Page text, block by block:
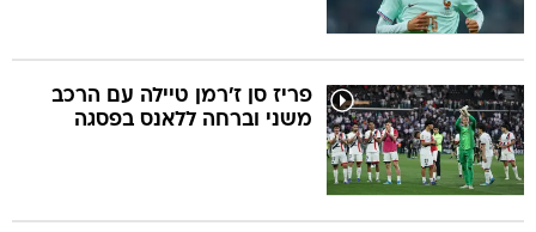
פריז סן ז'רמן טיילה עם הרכב
משני וברחה ללאנס בפסגה